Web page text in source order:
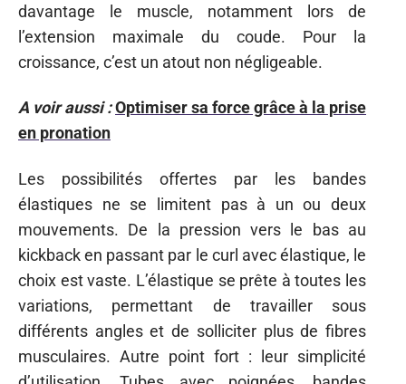
davantage le muscle, notamment lors de
l’extension maximale du coude. Pour la
croissance, c’est un atout non négligeable.
A voir aussi :Optimiser sa force grâce à la prise
en pronation
Les possibilités offertes par les bandes
élastiques ne se limitent pas à un ou deux
mouvements. De la pression vers le bas au
kickback en passant par le curl avec élastique, le
choix est vaste. L’élastique se prête à toutes les
variations, permettant de travailler sous
différents angles et de solliciter plus de fibres
musculaires. Autre point fort : leur simplicité